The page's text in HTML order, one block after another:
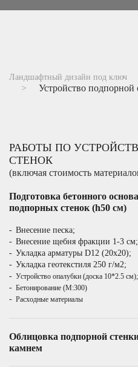
Ландшафтный дизайн под ключ
Устройство подпорной
РАБОТЫ ПО
СТЕНОК
(включая стоимость
Подготовка бетонного
подпорных стенок (h50 см)
Внесение песка;
Внесение щебня фракции 1-3 см;
Укладка арматуры D12 (20х20);
Укладка геотекстиля 250 г/м2;
Устройство опалубки (доска 10*2.5 см);
Бетонирование (М:300)
Расходные материалы
Облицовка подпорной
камнем